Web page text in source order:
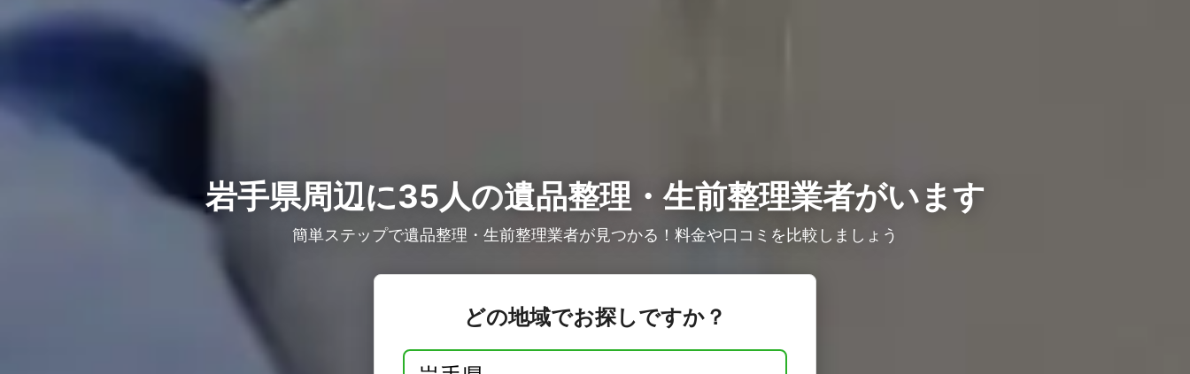
岩手県周辺に35人の遺品整理・生前整理業者がいます
簡単ステップで遺品整理・生前整理業者が見つかる！料金や口コミを比較しましょう
どの地域でお探しですか？